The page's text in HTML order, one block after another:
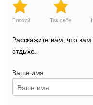
Плохой Так себе
Расскажите нам, что
отдыхе.
Ваше имя